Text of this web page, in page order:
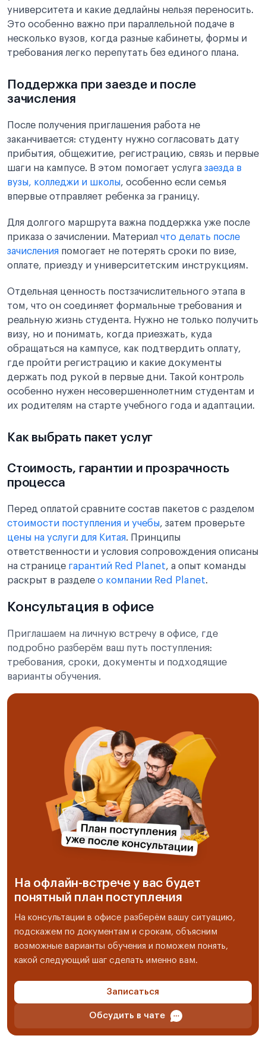
университета и какие дедлайны нельзя переносить.
Это особенно важно при параллельной подаче в
несколько вузов, когда разные кабинеты, формы и
требования легко перепутать без единого плана.
Поддержка при заезде и после
зачисления
После получения приглашения работа не
заканчивается: студенту нужно согласовать дату
прибытия, общежитие, регистрацию, связь и первые
шаги на кампусе. В этом помогает услуга заезда в
вузы, колледжи и школы, особенно если семья
впервые отправляет ребенка за границу.
Для долгого маршрута важна поддержка уже после
приказа о зачислении. Материал что делать после
зачисления помогает не потерять сроки по визе,
оплате, приезду и университетским инструкциям.
Отдельная ценность постзачислительного этапа в
том, что он соединяет формальные требования и
реальную жизнь студента. Нужно не только получить
визу, но и понимать, когда приезжать, куда
обращаться на кампусе, как подтвердить оплату,
где пройти регистрацию и какие документы
держать под рукой в первые дни. Такой контроль
особенно нужен несовершеннолетним студентам и
их родителям на старте учебного года и адаптации.
Как выбрать пакет услуг
Стоимость, гарантии и прозрачность
процесса
Перед оплатой сравните состав пакетов с разделом
стоимости поступления и учебы, затем проверьте
цены на услуги для Китая. Принципы
ответственности и условия сопровождения описаны
на странице гарантий Red Planet, а опыт команды
раскрыт в разделе о компании Red Planet.
Консультация в офисе
Приглашаем на личную встречу в офисе, где
подробно разберём ваш путь поступления:
требования, сроки, документы и подходящие
варианты обучения.
На офлайн-встрече у вас будет
понятный план поступления
На консультации в офисе разберём вашу ситуацию,
подскажем по документам и срокам, объясним
возможные варианты обучения и поможем понять,
какой следующий шаг сделать именно вам.
Записаться
Обсудить в чате